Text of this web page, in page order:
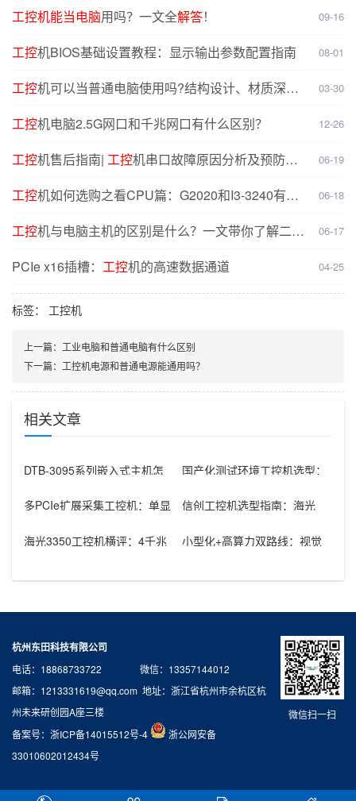
工控机能当电脑用吗？一文全解答！ 09-16
工控机BIOS基础设置教程：显示输出参数配置指南 08-01
工控机可以当普通电脑使用吗?结构设计、材质深度
03-30
工控机电脑2.5G网口和千兆网口有什么区别？ 12-26
工控机售后指南| 工控机串口故障原因分析及预防解
06-19
工控机如何选购之看CPU篇：G2020和I3-3240有什
06-18
工控机与电脑主机的区别是什么？一文带你了解二者
06-17
PCIe x16插槽： 工控机的高速数据通道 04-25
标签： 工控机
上一篇： 工业电脑和普通电脑有什么区别
下一篇： 工控机电源和普通电源能通用吗？
相关文章
DTB-3095系列嵌入式主机怎
国产化测试环境工控机选型：
势
多PCIe扩展采集工控机：单显
信创工控机选型指南：海光
产化
海光3350工控机横评：4千兆
小型化+高算力双路线：视觉
微信扫一扫
杭州东田科技有限公司
电话：18868733722 微信：13357144012
邮箱：1213331619@qq.com 地址：浙江省杭州市余杭区杭
州未来研创园A座三楼
备案号： 浙ICP备14015512号-4
浙公网安备
33010602012434号